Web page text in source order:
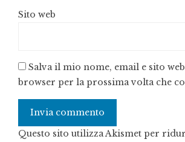
Sito web
Salva il mio nome, email e sito
browser per la prossima volta che
Questo sito utilizza Akismet per